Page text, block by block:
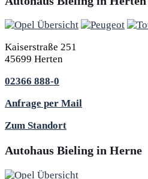
Kaiserstraße 251
45699 Herten
02366 888-0
Anfrage per Mail
Zum Standort
Autohaus Bieling in Herne